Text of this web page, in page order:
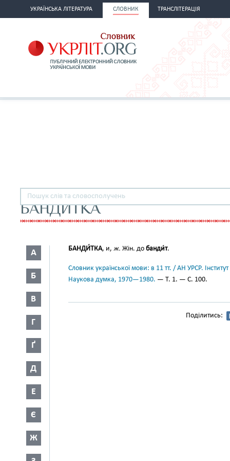
УКРАЇНСЬКА ЛІТЕРАТУРА СЛОВНИК ТРАНСЛІТЕРАЦІЯ
БАНДИТКА
А
Б
В
Г
Ґ
Д
Е
Є
Ж
БАНДИ́ТКА, и, ж. Жін. до банди́т.
Словник української мови: в 11 тт. / АН УРСР.
Наукова думка, 1970—1980. — Т. 1. — С. 100.
Поділитись: